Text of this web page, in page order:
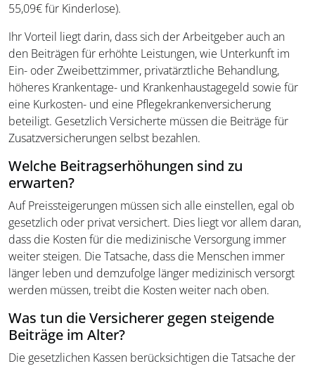
55,09€ für Kinderlose).
Ihr Vorteil liegt darin, dass sich der Arbeitgeber auch an
den Beiträgen für erhöhte Leistungen, wie Unterkunft im
Ein- oder Zweibettzimmer, privatärztliche Behandlung,
höheres Krankentage- und Krankenhaustagegeld sowie für
eine Kurkosten- und eine Pflegekrankenversicherung
beteiligt. Gesetzlich Versicherte müssen die Beiträge für
Zusatzversicherungen selbst bezahlen.
Welche Beitragserhöhungen sind zu
erwarten?
Auf Preissteigerungen müssen sich alle einstellen, egal ob
gesetzlich oder privat versichert. Dies liegt vor allem daran,
dass die Kosten für die medizinische Versorgung immer
weiter steigen. Die Tatsache, dass die Menschen immer
länger leben und demzufolge länger medizinisch versorgt
werden müssen, treibt die Kosten weiter nach oben.
Was tun die Versicherer gegen steigende
Beiträge im Alter?
Die gesetzlichen Kassen berücksichtigen die Tatsache der